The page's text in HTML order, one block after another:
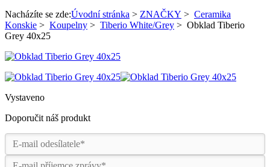
Nacházíte se zde:Úvodní stránka > ZNAČKY > Ceramika
Konskie > Koupelny > Tiberio White/Grey > Obklad Tiberio
Grey 40x25
Vystaveno
Doporučit náš produkt